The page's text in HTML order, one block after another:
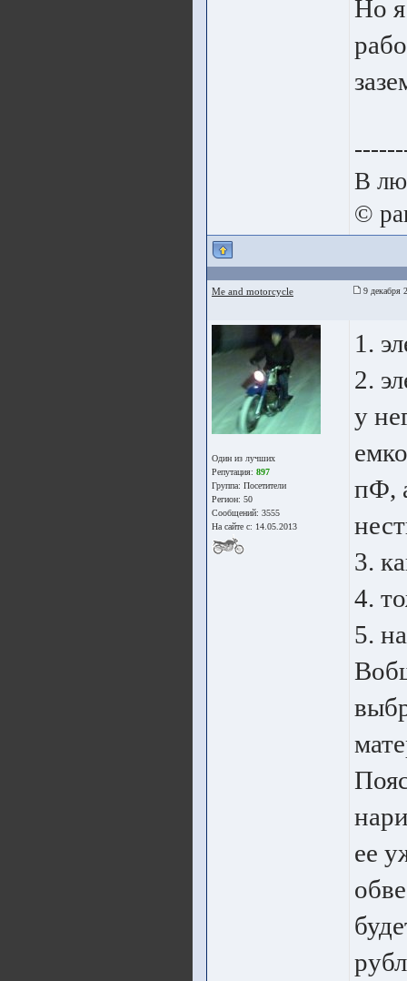
Но
В
©
Me and motorcycle 9 декабря
Один из лучших
Репутация: 897
Группа: Посетители
Регион: 50
Сообщений: 3555
На сайте с: 14.05.2013
1.
2.
у
пФ,
3.
4.
5.
ее